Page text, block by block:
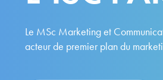
Le MSc Marketing et
acteur de premier plan du